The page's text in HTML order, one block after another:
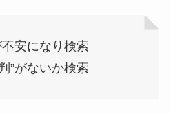
不安になり検索
”がないか検索